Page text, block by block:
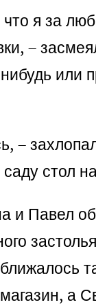
я за
–
или
–
стол
и Павел
а